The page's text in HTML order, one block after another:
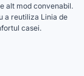
alt mod convenabil.
a reutiliza Linia de
casei.